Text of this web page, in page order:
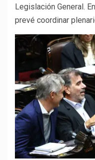
Legislación General.
prevé coordinar